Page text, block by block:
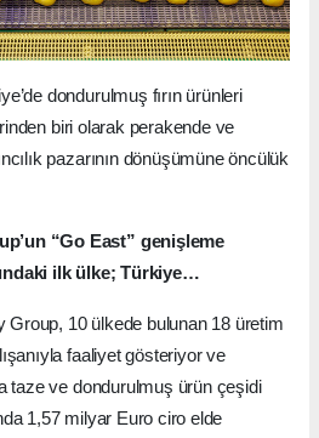
dondurulmuş fırın ürünleri
biri olarak perakende ve
pazarının dönüşümüne öncülük
“Go East” genişleme
ilk ülke; Türkiye…
Group, 10 ülkede bulunan 18 üretim
faaliyet gösteriyor ve
taze ve dondurulmuş ürün çeşidi
1,57 milyar Euro ciro elde